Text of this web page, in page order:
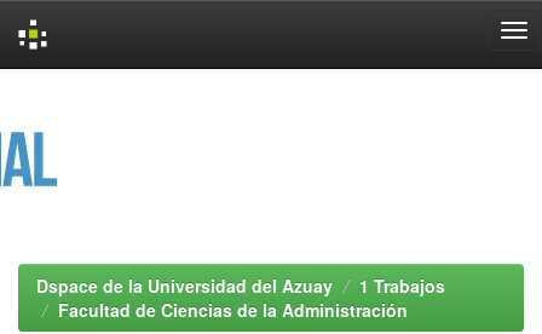
Dspace de la Universidad del Azuay
1 Trabajos
Facultad de Ciencias de la Administración